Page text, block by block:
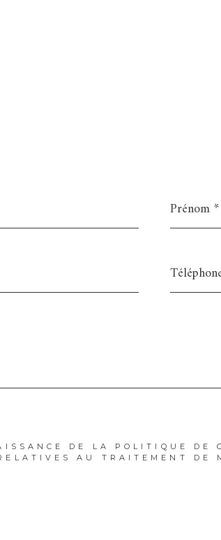
*
*
DE LA POLITIQUE DE
AU TRAITEMENT DE